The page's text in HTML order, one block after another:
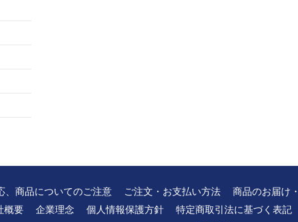
、商品についてのご注意 ご注文・お支払い方法 商品のお届け
概要
企業理念 個人情報保護方針 特定商取引法に基づく表記